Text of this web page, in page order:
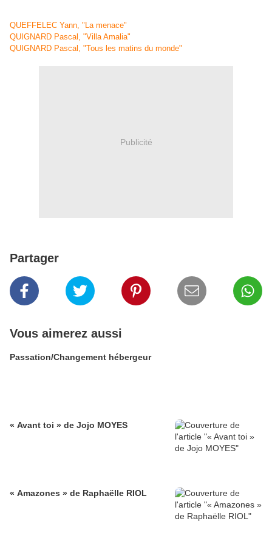
QUEFFELEC Yann, "La menace"
QUIGNARD Pascal, "Villa Amalia"
QUIGNARD Pascal, "Tous les matins du monde"
Publicité
Partager
Vous aimerez aussi
Passation/Changement hébergeur
« Avant toi » de Jojo MOYES
« Amazones » de Raphaëlle RIOL